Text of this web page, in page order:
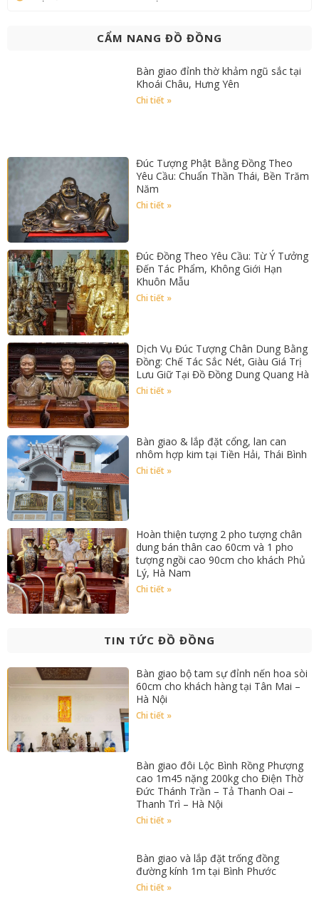
CẨM NANG ĐỒ ĐỒNG
Bàn giao đỉnh thờ khảm ngũ sắc tại
Khoái Châu, Hưng Yên
Chi tiết »
Đúc Tượng Phật Bằng Đồng Theo
Yêu Cầu: Chuẩn Thần Thái, Bền Trăm
Năm
Chi tiết »
Đúc Đồng Theo Yêu Cầu: Từ Ý Tưởng
Đến Tác Phẩm, Không Giới Hạn
Khuôn Mẫu
Chi tiết »
Dịch Vụ Đúc Tượng Chân Dung Bằng
Đồng: Chế Tác Sắc Nét, Giàu Giá Trị
Lưu Giữ Tại Đồ Đồng Dung Quang Hà
Chi tiết »
Bàn giao & lắp đặt cổng, lan can
nhôm hợp kim tại Tiền Hải, Thái Bình
Chi tiết »
Hoàn thiện tượng 2 pho tượng chân
dung bán thân cao 60cm và 1 pho
tượng ngồi cao 90cm cho khách Phủ
Lý, Hà Nam
Chi tiết »
TIN TỨC ĐỒ ĐỒNG
Bàn giao bộ tam sự đỉnh nến hoa sòi
60cm cho khách hàng tại Tân Mai –
Hà Nội
Chi tiết »
Bàn giao đôi Lộc Bình Rồng Phượng
cao 1m45 nặng 200kg cho Điện Thờ
Đức Thánh Trần – Tả Thanh Oai –
Thanh Trì – Hà Nội
Chi tiết »
Bàn giao và lắp đặt trống đồng
đường kính 1m tại Bình Phước
Chi tiết »